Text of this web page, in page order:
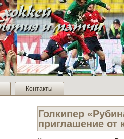
Контакты
Голкипер
приглашение от